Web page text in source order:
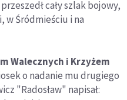
cały szlak bojowy,
w Śródmieściu i na
Walecznych i Krzyżem
o nadanie mu drugiego
"Radosław" napisał: